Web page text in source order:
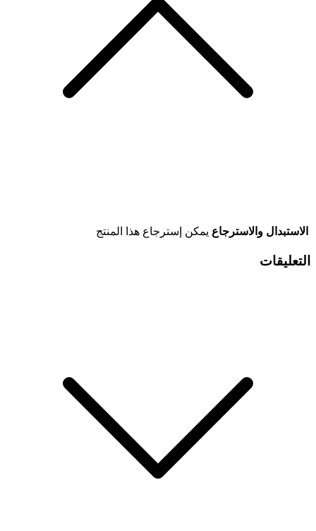
الاستبدال والاسترجاع يمكن إسترجاع هذا المنتج
التعليقات